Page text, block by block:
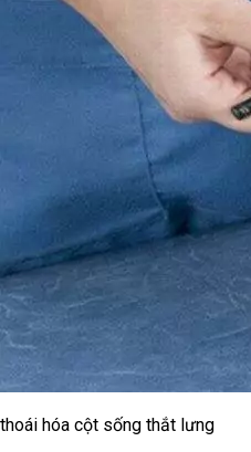
thoái hóa cột sống thắt lưng